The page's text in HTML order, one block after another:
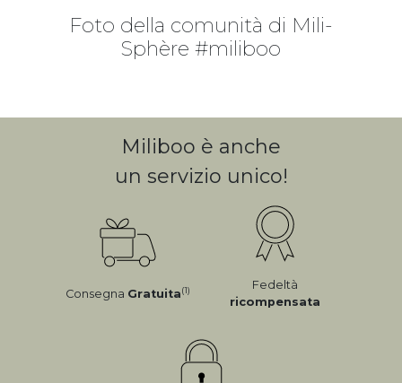
Foto della comunità di Mili-
Sphère #miliboo
Miliboo è anche
un servizio unico!
Consegna Gratuita(1)
Fedeltà
ricompensata